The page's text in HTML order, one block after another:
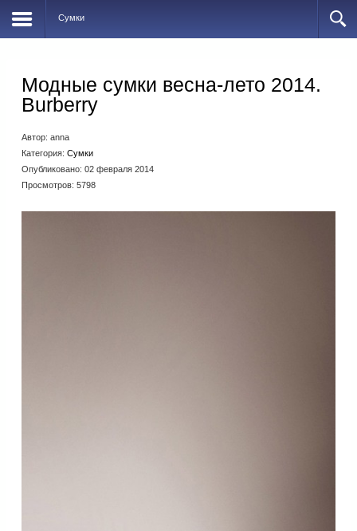
Сумки
Модные сумки весна-лето 2014.
Burberry
Автор: anna
Категория: Сумки
Опубликовано: 02 февраля 2014
Просмотров: 5798